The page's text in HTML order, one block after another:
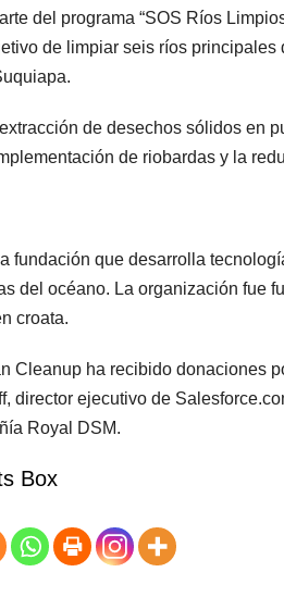
del programa “SOS Ríos
de limpiar seis ríos
de desechos sólidos en
de riobardas y la
fundación que desarrolla
del océano. La organización fue
croata.
Cleanup ha recibido donaciones
director ejecutivo de
Royal DSM.
Box